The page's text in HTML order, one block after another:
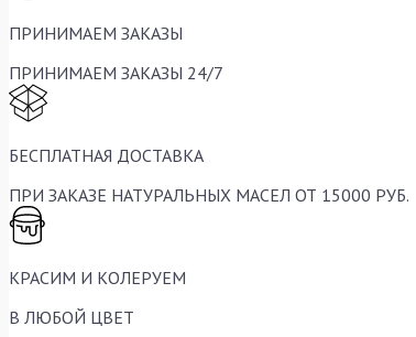
ПРИНИМАЕМ ЗАКАЗЫ
ПРИНИМАЕМ ЗАКАЗЫ 24/7
БЕСПЛАТНАЯ ДОСТАВКА
ПРИ ЗАКАЗЕ НАТУРАЛЬНЫХ МАСЕЛ ОТ 15000 РУБ.
КРАСИМ И КОЛЕРУЕМ
В ЛЮБОЙ ЦВЕТ